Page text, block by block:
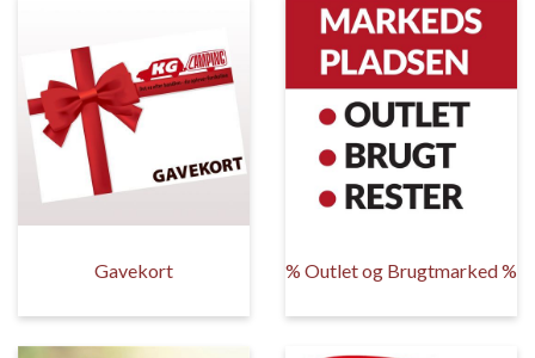
Gavekort % Outlet og Brugtmarked %